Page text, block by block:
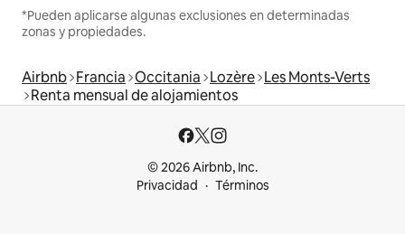
*Pueden aplicarse algunas exclusiones en determinadas
zonas y propiedades.
Airbnb Francia Occitania Lozère Les Monts-Verts
Renta mensual de alojamientos
© 2026 Airbnb, Inc.
Privacidad
Términos